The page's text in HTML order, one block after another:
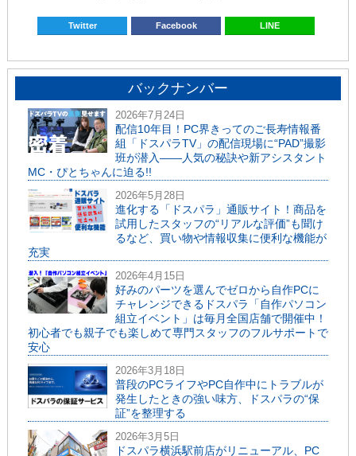
Twitter Facebook LINE
バックナンバー
2026年7月24日
配信10年目！PC界きってのご長寿情報番
組「ドスパラTV」の配信現場に“PAD”撮影
班が潜入――人気の秘訣や新アシスタント
MC・ぴとちゃんに迫る!!
2026年5月28日
進化する「ドスパラ」通販サイト！商品を
試用したスタッフの“リアルな評価”も聞け
るなど、買い物や情報収集に便利な機能が
充実
2026年4月15日
好みのパーツを選んでゼロから自作PCに
チャレンジできるドスパラ「自作パソコン
組立イベント」は毎月全国店舗で開催中！
初心者でも親子でも楽しめて専門スタッフのフルサポートで
安心
2026年3月18日
普段のPCライフやPC自作中にトラブルが
発生したときの強い味方、ドスパラの“保
証”を整理する
2026年3月5日
ドスパラ横浜駅前店がリニューアル、PC